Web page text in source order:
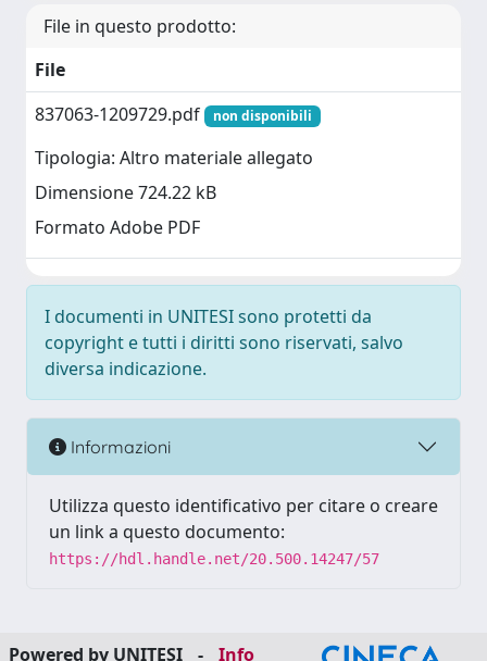
File in questo prodotto:
File
837063-1209729.pdf
non disponibili
Tipologia: Altro materiale allegato
Dimensione 724.22 kB
Formato Adobe PDF
I documenti in UNITESI sono protetti da
copyright e tutti i diritti sono riservati, salvo
diversa indicazione.
Informazioni
Utilizza questo identificativo per citare o creare
un link a questo documento:
https://hdl.handle.net/20.500.14247/57
Powered by UNITESI - Info